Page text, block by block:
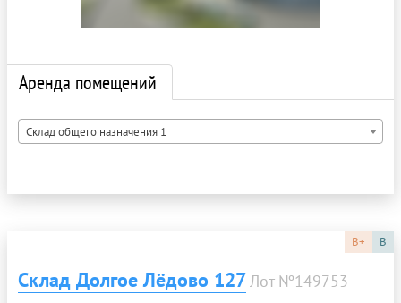
Аренда помещений
Склад общего назначения 1
B+ B
Склад Долгое Лёдово 127Лот №149753